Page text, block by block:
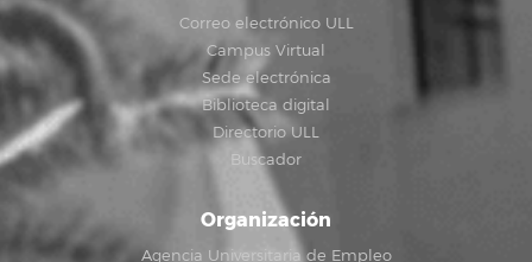
Correo electrónico ULL
Campus Virtual
Sede electrónica
Biblioteca digital
Directorio ULL
Buscador
Organización
Agencia Universitaria de Empleo